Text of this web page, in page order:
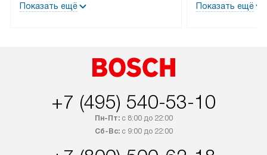
лейблом доставляется бесплатно
Показать ещё
эксплуатации
Показать ещё
+7 (495) 540-53-10
Пн-Пт:с 8:00 до 22:00
Сб-Вс:с 9:00 до 22:00